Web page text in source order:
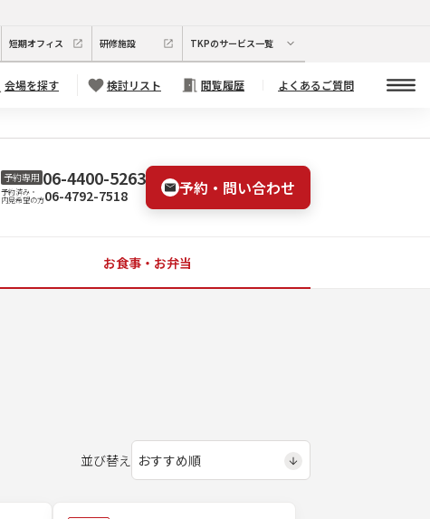
短期オフィス 研修施設 TKPのサービス一覧
会場を探す 検討リスト 閲覧履歴 よくあるご質問
予約専用 06-4400-5263
予約済み・
内見希望の方06-4792-7518 予約・問い合わせ
お食事・お弁当
並び替え